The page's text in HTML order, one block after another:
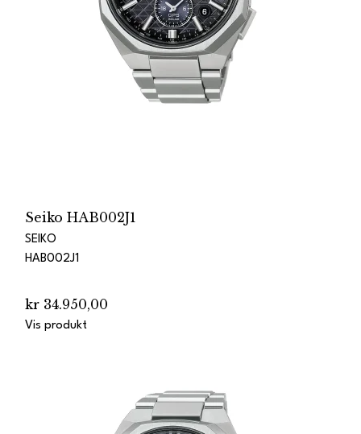
Seiko HAB002J1
SEIKO
HAB002J1
kr 34.950,00
Vis produkt